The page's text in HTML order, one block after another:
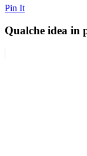
Pin It
Qualche idea in